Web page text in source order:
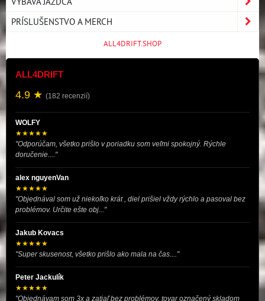
PRÍSLUŠENSTVO A MERCH
ALL4DRIFT.SHOP
ALL4DRIFT
4.9 ★ (182 recenzií)
WOLFY
★★★★★
"Odporúčam, všetko prišlo v poriadku som veľmi spokojný. Rýchle
doručenie...."
alex nguyenVan
★★★★★
"Objednával som už niekoľko krát , diel prišiel vždy rýchlo a pasoval bez
problémov. Určite ešte obj..."
Jakub Kovacs
★★★★★
"Super skusenost, všetko prišlo ako mala na čas...."
Peter Jackulík
★★★★★
"Objednávam som 3x a zatiaľ bez problémov, tovar označený skladom